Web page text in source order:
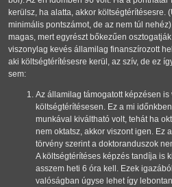
kerülsz, ha alatta, akkor költségtérítésesre.
minimális pontszámot, de az nem túl
magas, mert egyrészt bőkezűen
viszonylag kevés államilag finanszírozott
aki költségtérítésesre kerül, az szív, de ez
sem:
Az államilag támogatott képzésen
költségtérítésesen. Ez a mi
munkával kiváltható volt, tehát ha
nem oktatsz, akkor viszont igen. Ez
törvény szerint a doktoranduszok
A költségtérítéses képzés tandíja is
asszem heti 6 óra kell. Ezek
valóságban úgyse lehet így